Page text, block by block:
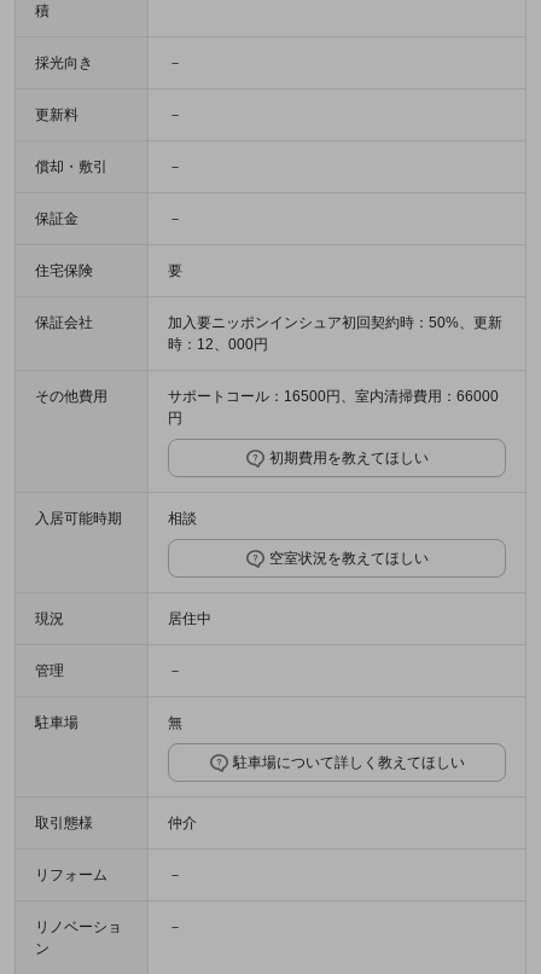
積
採光向き －
更新料 －
償却・敷引 －
保証金 －
住宅保険 要
保証会社
加入要ニッポンインシュア初回契約時：50%、更新
時：12、000円
その他費用
サポートコール：16500円、室内清掃費用：66000
円
初期費用を教えてほしい
入居可能時期 相談
空室状況を教えてほしい
現況 居住中
管理 －
駐車場 無
駐車場について詳しく教えてほしい
取引態様 仲介
リフォーム －
リノベーショ
ン
－